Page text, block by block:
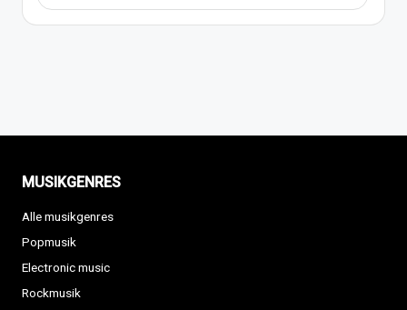
MUSIKGENRES
Alle musikgenres
Popmusik
Electronic music
Rockmusik